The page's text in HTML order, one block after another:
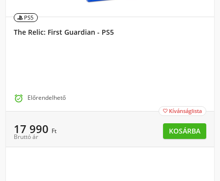
PS5
The Relic: First Guardian - PS5
 Előrendelhető
 Kívánságlista
17 990 Ft
Bruttó ár
KOSÁRBA